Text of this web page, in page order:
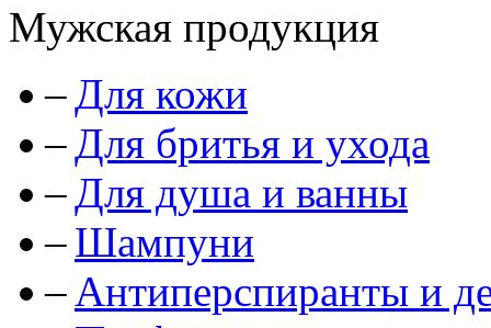
Мужская продукция
Для кожи
Для бритья и ухода
Для душа и ванны
Шампуни
Антиперспиранты и